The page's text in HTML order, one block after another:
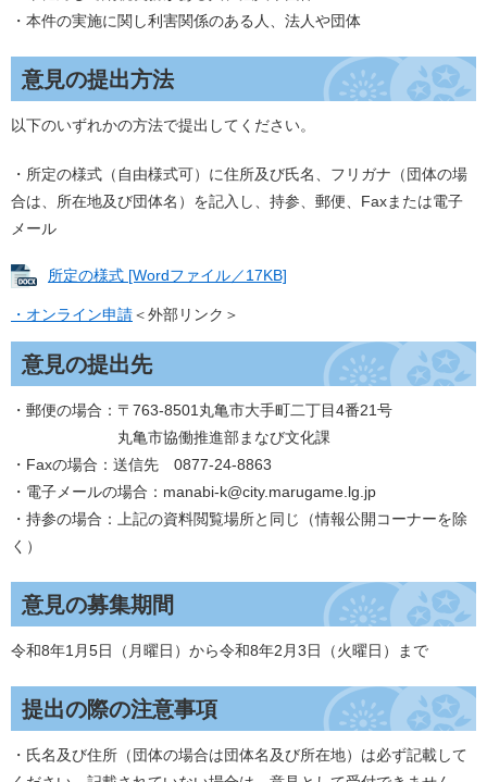
・本件の実施に関し利害関係のある人、法人や団体
意見の提出方法
以下のいずれかの方法で提出してください。
・所定の様式（自由様式可）に住所及び氏名、フリガナ（団体の場
合は、所在地及び団体名）を記入し、持参、郵便、Faxまたは電子
メール
所定の様式 [Wordファイル／17KB]
・オンライン申請＜外部リンク＞
意見の提出先
・郵便の場合：〒763-8501丸亀市大手町二丁目4番21号
丸亀市協働推進部まなび文化課
・Faxの場合：送信先 0877-24-8863
・電子メールの場合：manabi-k@city.marugame.lg.jp
・持参の場合：上記の資料閲覧場所と同じ（情報公開コーナーを除
く）
意見の募集期間
令和8年1月5日（月曜日）から令和8年2月3日（火曜日）まで
提出の際の注意事項
・氏名及び住所（団体の場合は団体名及び所在地）は必ず記載して